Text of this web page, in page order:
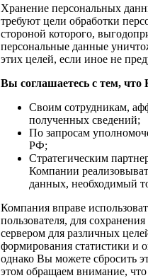
Хранение персональных
требуют цели обработки
стороной которого,
персональные данные
этих целей, если иное не
Вы соглашаетесь с тем,
Своим сотрудникам,
полученных сведений;
По запросам
РФ;
Стратегическим
Компании
данных, необходимый
Компания вправе
пользователя, для
сервером для различных
формирования статистики и
однако Вы можете сбросить
этом обращаем внимание,